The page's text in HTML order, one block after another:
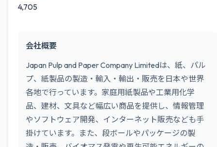
4,705
会社概要
Japan Pulp and Paper Company Limitedは、紙、パル
プ、紙製品の製造・輸入・輸出・販売を日本や世界
各地で行っています。家庭用紙製品や工業用化学
品、建材、文具など幅広い商品を提供し、情報管理
やソフトウェア開発、インターネット販売なども手
掛けています。また、段ボールやパッケージの製